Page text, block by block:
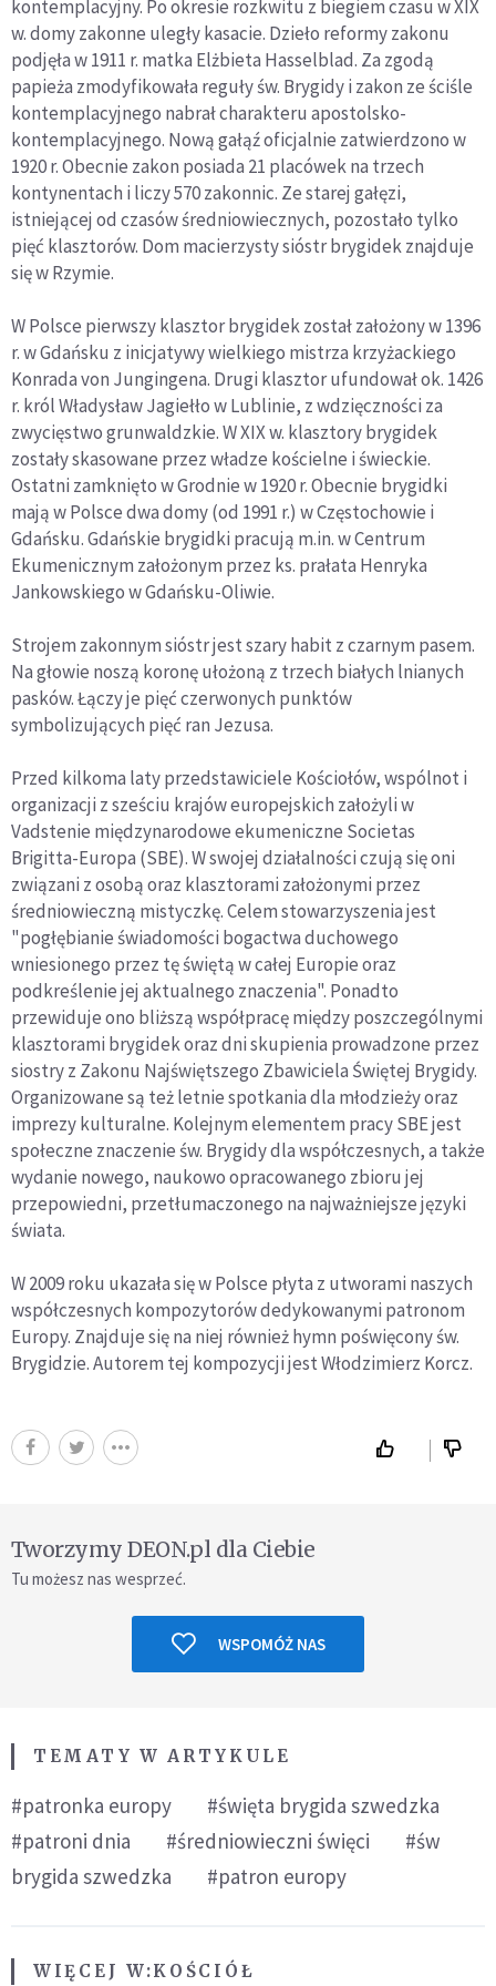
kontemplacyjny. Po okresie rozkwitu z biegiem czasu w XIX
w. domy zakonne uległy kasacie. Dzieło reformy zakonu
podjęła w 1911 r. matka Elżbieta Hasselblad. Za zgodą
papieża zmodyfikowała reguły św. Brygidy i zakon ze ściśle
kontemplacyjnego nabrał charakteru apostolsko-
kontemplacyjnego. Nową gałąź oficjalnie zatwierdzono w
1920 r. Obecnie zakon posiada 21 placówek na trzech
kontynentach i liczy 570 zakonnic. Ze starej gałęzi,
istniejącej od czasów średniowiecznych, pozostało tylko
pięć klasztorów. Dom macierzysty sióstr brygidek znajduje
się w Rzymie.
W Polsce pierwszy klasztor brygidek został założony w 1396
r. w Gdańsku z inicjatywy wielkiego mistrza krzyżackiego
Konrada von Jungingena. Drugi klasztor ufundował ok. 1426
r. król Władysław Jagiełło w Lublinie, z wdzięczności za
zwycięstwo grunwaldzkie. W XIX w. klasztory brygidek
zostały skasowane przez władze kościelne i świeckie.
Ostatni zamknięto w Grodnie w 1920 r. Obecnie brygidki
mają w Polsce dwa domy (od 1991 r.) w Częstochowie i
Gdańsku. Gdańskie brygidki pracują m.in. w Centrum
Ekumenicznym założonym przez ks. prałata Henryka
Jankowskiego w Gdańsku-Oliwie.
Strojem zakonnym sióstr jest szary habit z czarnym pasem.
Na głowie noszą koronę ułożoną z trzech białych lnianych
pasków. Łączy je pięć czerwonych punktów
symbolizujących pięć ran Jezusa.
Przed kilkoma laty przedstawiciele Kościołów, wspólnot i
organizacji z sześciu krajów europejskich założyli w
Vadstenie międzynarodowe ekumeniczne Societas
Brigitta-Europa (SBE). W swojej działalności czują się oni
związani z osobą oraz klasztorami założonymi przez
średniowieczną mistyczkę. Celem stowarzyszenia jest
"pogłębianie świadomości bogactwa duchowego
wniesionego przez tę świętą w całej Europie oraz
podkreślenie jej aktualnego znaczenia". Ponadto
przewiduje ono bliższą współpracę między poszczególnymi
klasztorami brygidek oraz dni skupienia prowadzone przez
siostry z Zakonu Najświętszego Zbawiciela Świętej Brygidy.
Organizowane są też letnie spotkania dla młodzieży oraz
imprezy kulturalne. Kolejnym elementem pracy SBE jest
społeczne znaczenie św. Brygidy dla współczesnych, a także
wydanie nowego, naukowo opracowanego zbioru jej
przepowiedni, przetłumaczonego na najważniejsze języki
świata.
W 2009 roku ukazała się w Polsce płyta z utworami naszych
współczesnych kompozytorów dedykowanymi patronom
Europy. Znajduje się na niej również hymn poświęcony św.
Brygidzie. Autorem tej kompozycji jest Włodzimierz Korcz.
Tworzymy DEON.pl dla Ciebie
Tu możesz nas wesprzeć.
WSPOMÓŻ NAS
TEMATY W ARTYKULE
#patronka europy
#święta brygida szwedzka
#patroni dnia
#średniowieczni święci
#św
brygida szwedzka
#patron europy
WIĘCEJ W:KOŚCIÓŁ